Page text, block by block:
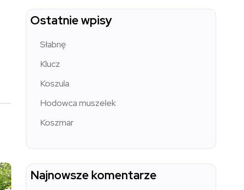
Ostatnie wpisy
Słabnę
Klucz
Koszula
Hodowca muszelek
Koszmar
Najnowsze komentarze